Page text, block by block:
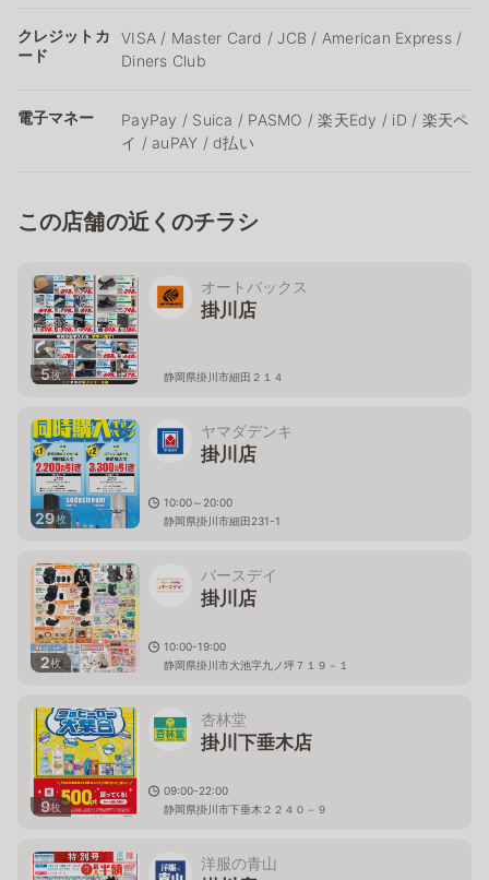
クレジットカ
ード
VISA / Master Card / JCB / American Express /
Diners Club
電子マネー
PayPay / Suica / PASMO / 楽天Edy / iD / 楽天ペ
イ / auPAY / d払い
この店舗の近くのチラシ
5枚
オートバックス
掛川店
静岡県掛川市細田２１４
29枚
ヤマダデンキ
掛川店
10:00～20:00
静岡県掛川市細田231-1
2枚
バースデイ
掛川店
10:00-19:00
静岡県掛川市大池字九ノ坪７１９－１
9枚
杏林堂
掛川下垂木店
09:00-22:00
静岡県掛川市下垂木２２４０－９
洋服の青山